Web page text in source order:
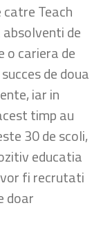
Teach
de
o cariera de
de doua
iar in
timp au
30 de scoli,
educatia
fi recrutati
doar